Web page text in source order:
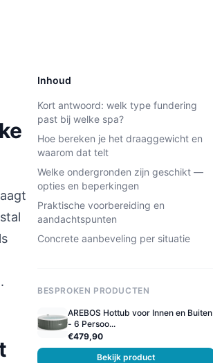
Inhoud
Kort antwoord: welk type fundering
past bij welke spa?
Hoe bereken je het draaggewicht en
waarom dat telt
Welke ondergronden zijn geschikt —
opties en beperkingen
Praktische voorbereiding en
aandachtspunten
Concrete aanbeveling per situatie
BESPROKEN PRODUCTEN
AREBOS Hottub voor Innen en Buiten
- 6 Persoo...
€479,90
Bekijk product